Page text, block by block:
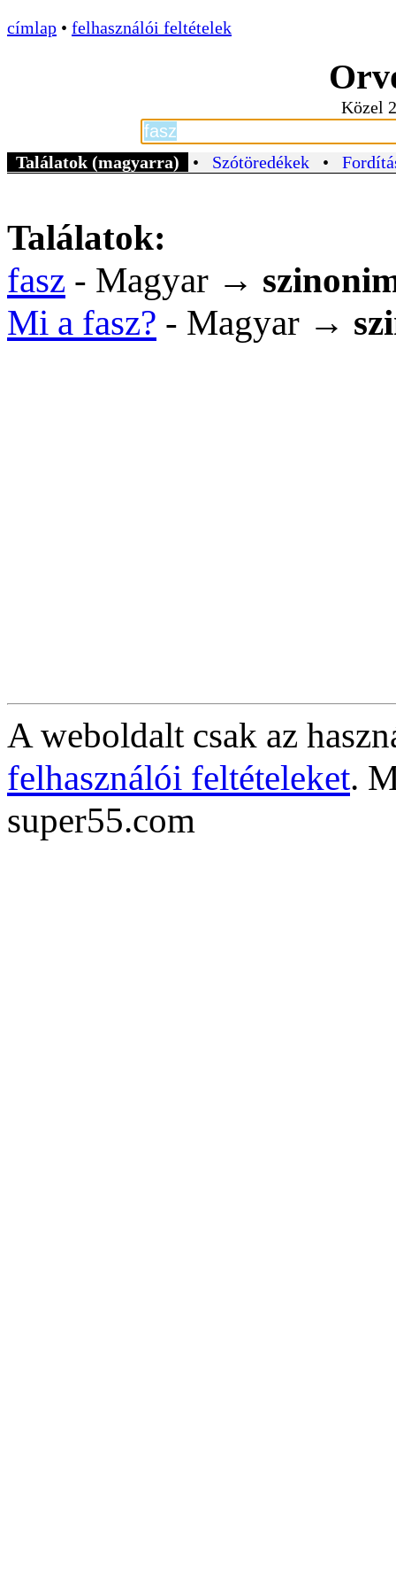
címlap • felhasználói feltételek
Közel
Találatok (magyarra) • Szótöredékek •
Találatok:
fasz - Magyar →
Mi a fasz? - Magyar →
A weboldalt csak az
felhasználói feltételeket.
super55.com